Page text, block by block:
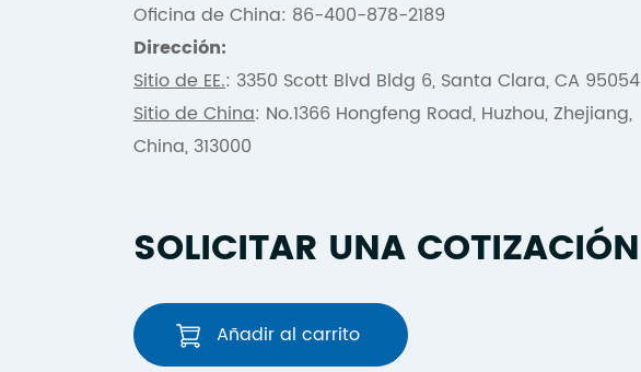
Oficina de China: 86-400-878-2189
Dirección:
Sitio de EE.: 3350 Scott Blvd Bldg 6, Santa Clara, CA 95054
Sitio de China: No.1366 Hongfeng Road, Huzhou, Zhejiang,
China, 313000
SOLICITAR UNA COTIZACIÓN
Añadir al carrito